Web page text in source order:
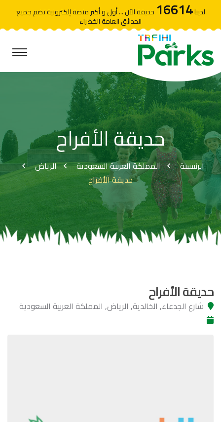
لدينا16614 حديقة الآن ... أول و أكبر منصة إلكترونية تضم جميع
الحدائق العامة الخضراء
حديقة الأفراح
الرئيسية المملكة العربية السعودية
الرياض
حديقة الأفراح
حديقة الأفراح
شارع الجدعاء, الخالدية, الرياض, المملكة العربية السعودية